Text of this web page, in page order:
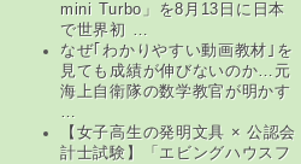
mini Turbo」を8月13日に日本
で世界初 …
なぜ｢わかりやすい動画教材｣を
見ても成績が伸びないのか…元
海上自衛隊の数学教官が明かす
…
【女子高生の発明文具 × 公認会
計士試験】「エビングハウスフ